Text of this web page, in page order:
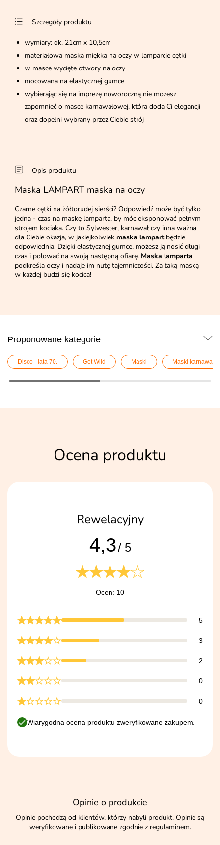
Szczegóły produktu
wymiary: ok. 21cm x 10,5cm
materiałowa maska miękka na oczy w lamparcie cętki
w masce wycięte otwory na oczy
mocowana na elastycznej gumce
wybierając się na imprezę noworoczną nie możesz
zapomnieć o masce karnawałowej, która doda Ci elegancji
oraz dopełni wybrany przez Ciebie strój
Opis produktu
Maska LAMPART maska na oczy
Czarne cętki na żółtorudej sierści? Odpowiedź może być tylko
jedna - czas na maskę lamparta, by móc eksponować pełnym
strojem kociaka. Czy to Sylwester, karnawał czy inna ważna
dla Ciebie okazja, w jakiejkolwiek maska lampart będzie
odpowiednia. Dzięki elastycznej gumce, możesz ją nosić długi
czas i polować na swoją następną ofiarę. Maska lamparta
podkreśla oczy i nadaje im nutę tajemniczości. Za taką maską
w każdej budzi się kocica!
Proponowane kategorie
Disco - lata 70. Get Wild Maski Maski
Ocena produktu
Rewelacyjny
4,3/ 5
Ocen: 10
5
3
2
0
0
Wiarygodna ocena produktu zweryfikowane zakupem.
Opinie o produkcie
Opinie pochodzą od klientów, którzy nabyli produkt. Opinie są
weryfikowane i publikowane zgodnie z regulaminem.